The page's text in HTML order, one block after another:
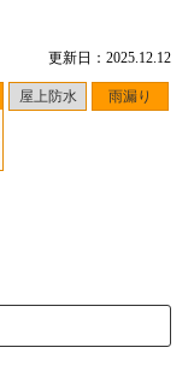
更新日：2025.12.12
屋上防水 雨漏り